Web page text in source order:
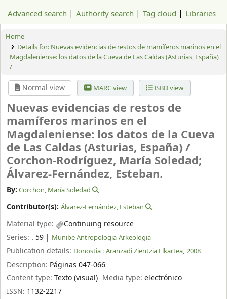
Advanced search Authority search Tag cloud Libraries
Home
Details for: Nuevas evidencias de restos de mamíferos marinos en el
Magdaleniense: los datos de la Cueva de Las Caldas (Asturias, España)
/
Normal view MARC view ISBD view
Nuevas evidencias de restos de
mamíferos marinos en el
Magdaleniense: los datos de la Cueva
de Las Caldas (Asturias, España) /
Corchon-Rodríguez, María Soledad;
Álvarez-Fernández, Esteban.
By: Corchon, María Soledad
Contributor(s): Álvarez-Fernández, Esteban
Material type:
Continuing resource
Series: . 59 | Munibe Antropologia-Arkeologia
Publication details: Donostia : Aranzadi Zientzia Elkartea, 2008
Description: Páginas 047-066
Content type: Texto (visual) Media type:electrónico
ISSN: 1132-2217